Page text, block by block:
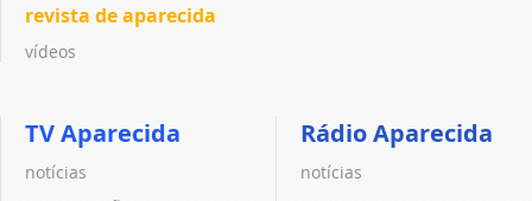
revista de aparecida
vídeos
TV Aparecida
notícias
Rádio Aparecida
notícias